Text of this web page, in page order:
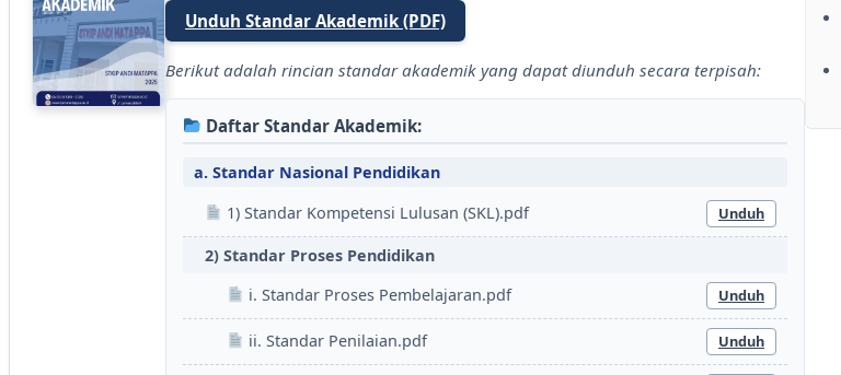
Unduh Standar Akademik (PDF)
Berikut adalah rincian standar akademik yang dapat diunduh secara terpisah:
Daftar Standar Akademik:
a. Standar Nasional Pendidikan
1) Standar Kompetensi Lulusan (SKL).pdf
Unduh
2) Standar Proses Pendidikan
i. Standar Proses Pembelajaran.pdf
Unduh
ii. Standar Penilaian.pdf Unduh